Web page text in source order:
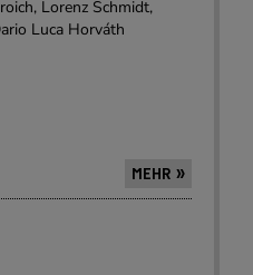
Lorenz Schmidt,
Luca Horváth
MEHR »